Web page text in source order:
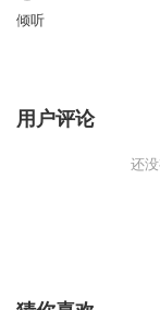
倾听
用户评论
还